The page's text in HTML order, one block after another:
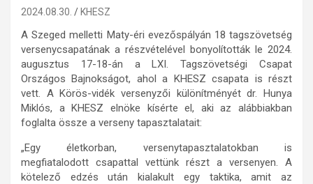
2024.08.30. KHESZ
A Szeged melletti Maty-éri evezőspályán 18 tagszövetség
versenycsapatának a részvételével bonyolították le 2024.
augusztus 17-18-án a LXI. Tagszövetségi Csapat
Országos Bajnokságot, ahol a KHESZ csapata is részt
vett. A Körös-vidék versenyzői különítményét dr. Hunya
Miklós, a KHESZ elnöke kísérte el, aki az alábbiakban
foglalta össze a verseny tapasztalatait:
„Egy életkorban, versenytapasztalatokban is
megfiatalodott csapattal vettünk részt a versenyen. A
kötelező edzés után kialakult egy taktika, amit az